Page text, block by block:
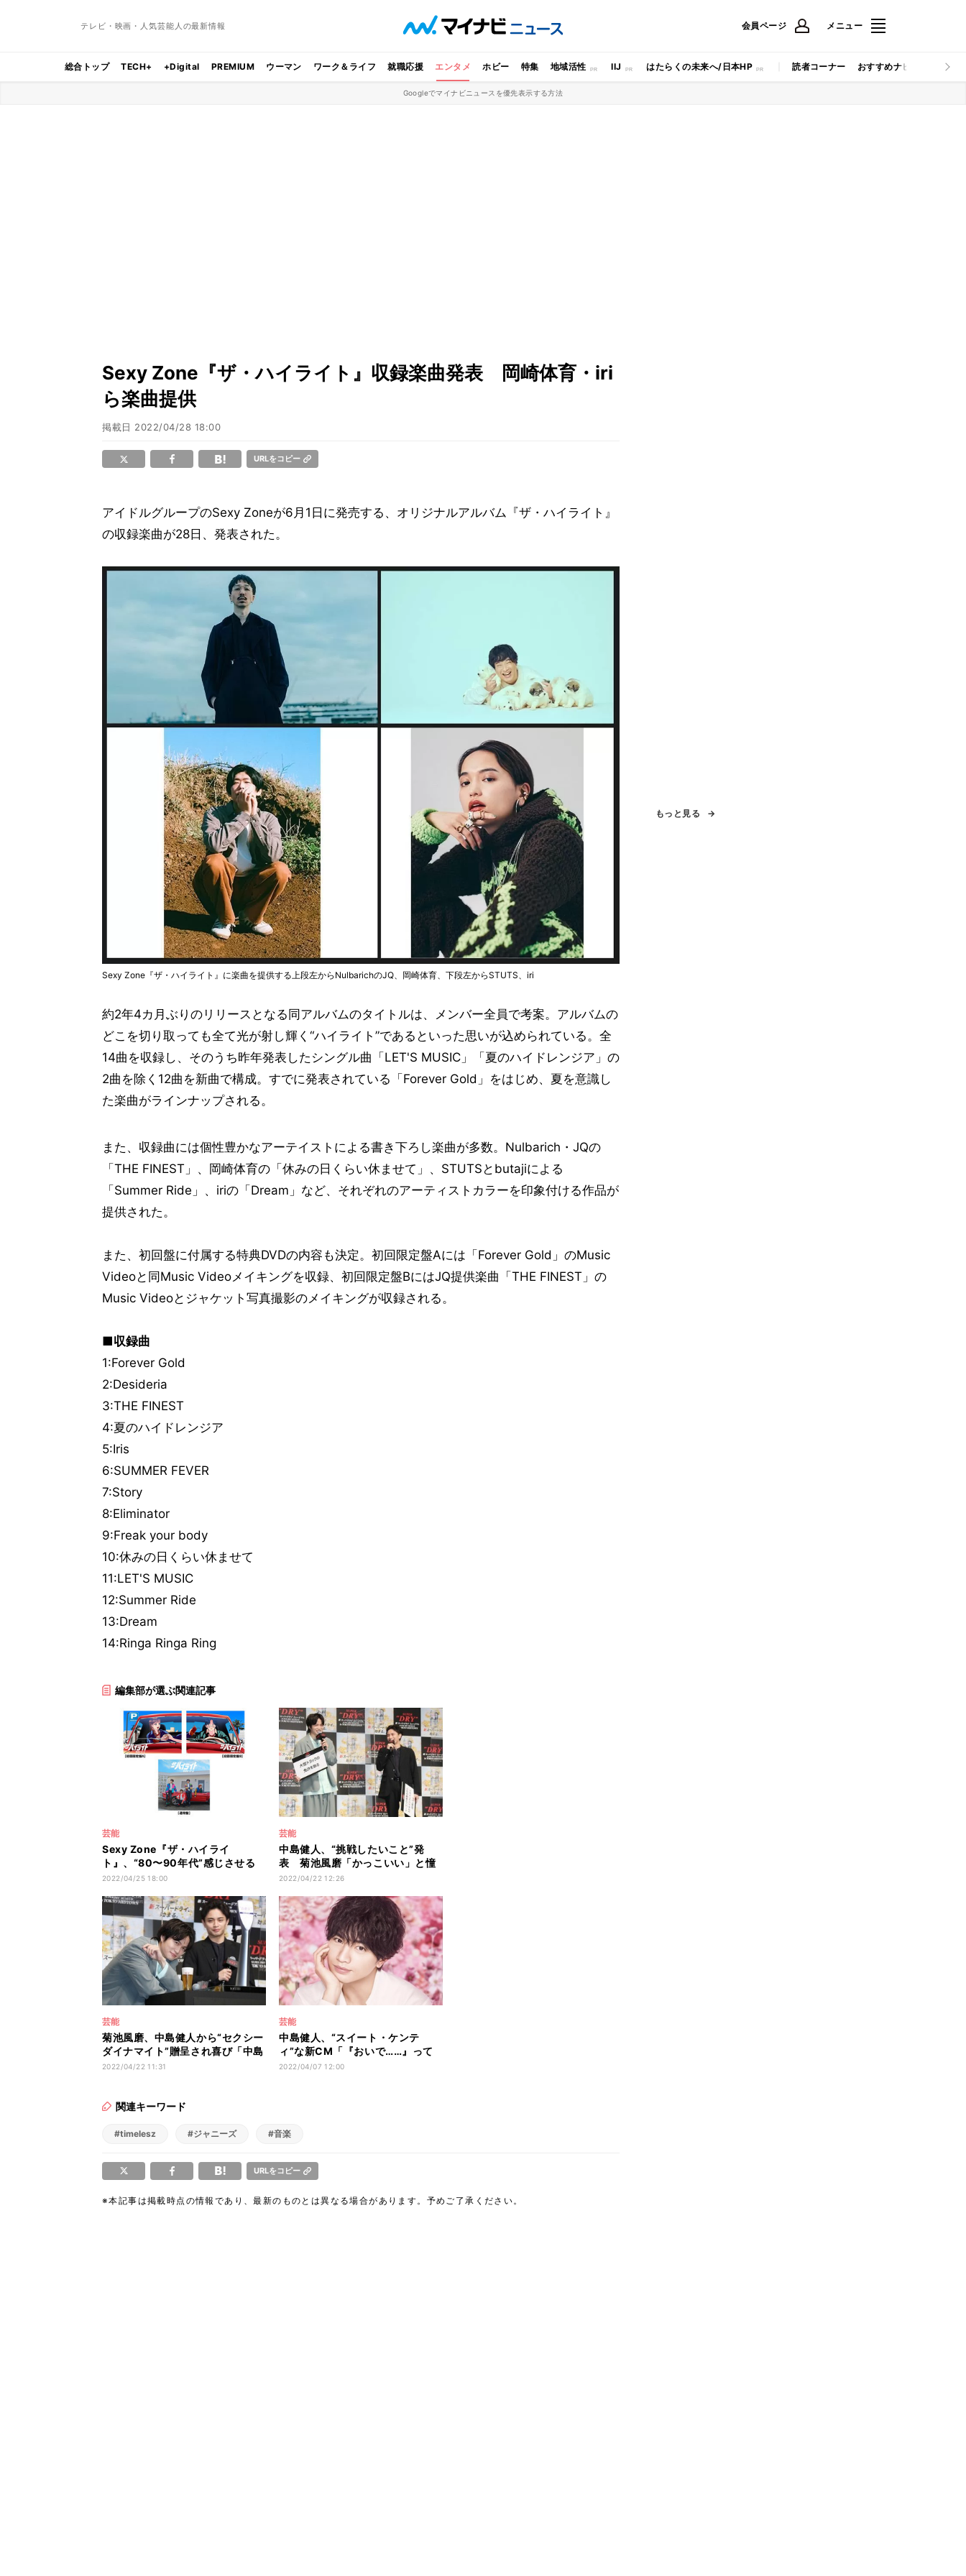
テレビ・映画・人気芸能人の最新情報 会員ページ メニュー
総合トップ TECH+ +Digital PREMIUM ウーマン ワーク＆ライフ 就職応援 エンタメ ホビー 特集 地域活性 IIJ はたらくの未来へ/日本HP 読者コーナー おすすめナビ マイナビ
Googleでマイナビニュースを優先表示する方法
Sexy Zone『ザ・ハイライト』収録楽曲発表 岡崎体育・iri
ら楽曲提供
掲載日 2022/04/28 18:00
URLをコピー
アイドルグループのSexy Zoneが6月1日に発売する、オリジナルアルバム『ザ・ハイライト』
の収録楽曲が28日、発表された。
Sexy Zone『ザ・ハイライト』に楽曲を提供する上段左からNulbarichのJQ、岡崎体育、下段左からSTUTS、iri
約2年4カ月ぶりのリリースとなる同アルバムのタイトルは、メンバー全員で考案。アルバムの
どこを切り取っても全て光が射し輝く“ハイライト”であるといった思いが込められている。全
14曲を収録し、そのうち昨年発表したシングル曲「LET'S MUSIC」「夏のハイドレンジア」の
2曲を除く12曲を新曲で構成。すでに発表されている「Forever Gold」をはじめ、夏を意識し
た楽曲がラインナップされる。
また、収録曲には個性豊かなアーテイストによる書き下ろし楽曲が多数。Nulbarich・JQの
「THE FINEST」、岡崎体育の「休みの日くらい休ませて」、STUTSとbutajiによる
「Summer Ride」、iriの「Dream」など、それぞれのアーティストカラーを印象付ける作品が
提供された。
また、初回盤に付属する特典DVDの内容も決定。初回限定盤Aには「Forever Gold」のMusic
Videoと同Music Videoメイキングを収録、初回限定盤BにはJQ提供楽曲「THE FINEST」の
Music Videoとジャケット写真撮影のメイキングが収録される。
■収録曲
1:Forever Gold
2:Desideria
3:THE FINEST
4:夏のハイドレンジア
5:Iris
6:SUMMER FEVER
7:Story
8:Eliminator
9:Freak your body
10:休みの日くらい休ませて
11:LET'S MUSIC
12:Summer Ride
13:Dream
14:Ringa Ringa Ring
編集部が選ぶ関連記事
芸能
Sexy Zone『ザ・ハイライ
ト』、“80〜90年代”感じさせる
ジャケ写公開
2022/04/25 18:00
芸能
中島健人、“挑戦したいこと”発
表 菊池風磨「かっこいい」と憧
れの眼差し
2022/04/22 12:26
芸能
菊池風磨、中島健人から“セクシー
ダイナマイト”贈呈され喜び「中島
さんになりたいんだから」
2022/04/22 11:31
芸能
中島健人、“スイート・ケンテ
ィ”な新CM「『おいで……』って
感じです(笑)」
2022/04/07 12:00
関連キーワード
#timelesz #ジャニーズ #音楽
URLをコピー
※本記事は掲載時点の情報であり、最新のものとは異なる場合があります。予めご了承ください。
もっと見る